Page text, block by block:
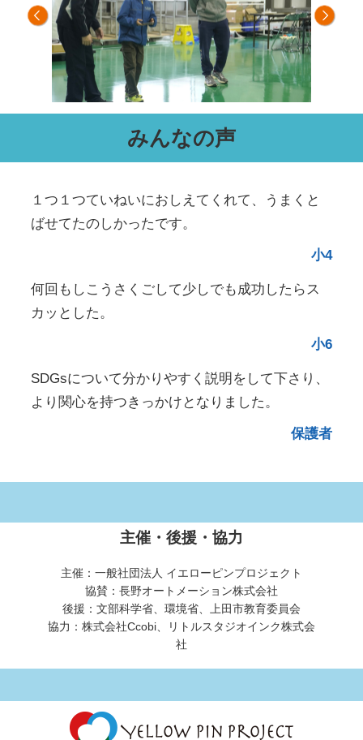
みんなの声
１つ１つていねいにおしえてくれて、うまくと
ばせてたのしかったです。
小4
何回もしこうさくごして少しでも成功したらス
カッとした。
小6
SDGsについて分かりやすく説明をして下さり、
より関心を持つきっかけとなりました。
保護者
主催・後援・協力
主催：一般社団法人 イエローピンプロジェクト
協賛：長野オートメーション株式会社
後援：文部科学省、環境省、上田市教育委員会
協力：株式会社Ccobi、リトルスタジオインク株式会
社